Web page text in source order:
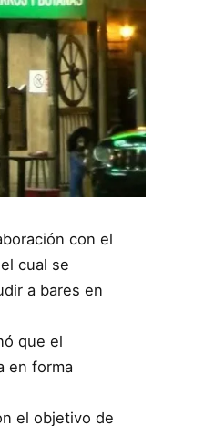
con el
cual se
a bares en
que el
en forma
el objetivo de